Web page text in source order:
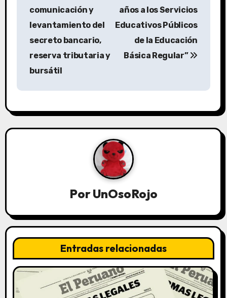
comunicación y
levantamiento del
secreto bancario,
reserva tributaria y
bursátil
años a los Servicios
Educativos Públicos
de la Educación
Básica Regular”
PorUnOsoRojo
Entradas relacionadas